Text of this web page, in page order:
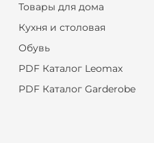
Товары для дома
Кухня и столовая
Обувь
PDF Каталог Leomax
PDF Каталог Garderobe